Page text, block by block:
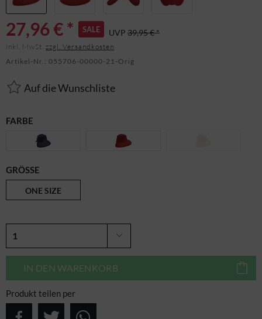
27,96 € * SALE UVP 39,95 € *
inkl. MwSt. zzgl. Versandkosten
Artikel-Nr.: 055706-00000-21-Orig
Auf die Wunschliste
FARBE
GRÖSSE
ONE SIZE
IN DEN WARENKORB
Produkt teilen per